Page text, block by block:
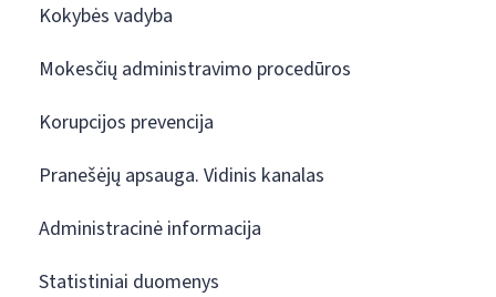
Kokybės vadyba
Mokesčių administravimo procedūros
Korupcijos prevencija
Pranešėjų apsauga. Vidinis kanalas
Administracinė informacija
Statistiniai duomenys